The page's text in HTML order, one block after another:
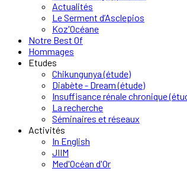
Actualités
Le Serment d’Asclepios
Koz'Océane
Notre Best Of
Hommages
Etudes
Chikungunya (étude)
Diabète - Dream (étude)
Insuffisance rénale chronique
La recherche
Séminaires et réseaux
Activités
In English
JIIM
Med'Océan d'Or